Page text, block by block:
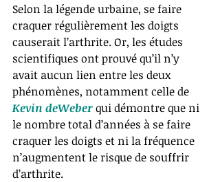
Selon la légende urbaine, se faire
craquer régulièrement les doigts
causerait l’arthrite. Or, les études
scientifiques ont prouvé qu’il n’y
avait aucun lien entre les deux
phénomènes, notamment celle de
Kevin deWeber qui démontre que ni
le nombre total d’années à se faire
craquer les doigts et ni la fréquence
n’augmentent le risque de souffrir
d’arthrite.